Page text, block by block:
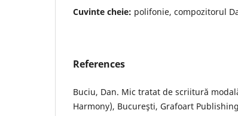
Cuvinte cheie: polifonie, compozitorul
References
Buciu, Dan. Mic tratat de scriitură
Harmony), Bucureşti, Grafoart